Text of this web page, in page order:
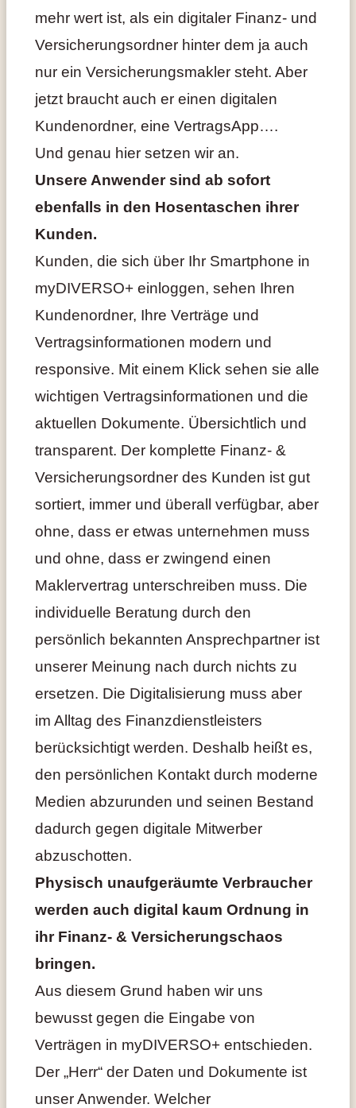
mehr wert ist, als ein digitaler Finanz- und
Versicherungsordner hinter dem ja auch
nur ein Versicherungsmakler steht. Aber
jetzt braucht auch er einen digitalen
Kundenordner, eine VertragsApp….
Und genau hier setzen wir an.
Unsere Anwender sind ab sofort
ebenfalls in den Hosentaschen ihrer
Kunden.
Kunden, die sich über Ihr Smartphone in
myDIVERSO+ einloggen, sehen Ihren
Kundenordner, Ihre Verträge und
Vertragsinformationen modern und
responsive. Mit einem Klick sehen sie alle
wichtigen Vertragsinformationen und die
aktuellen Dokumente. Übersichtlich und
transparent. Der komplette Finanz- &
Versicherungsordner des Kunden ist gut
sortiert, immer und überall verfügbar, aber
ohne, dass er etwas unternehmen muss
und ohne, dass er zwingend einen
Maklervertrag unterschreiben muss. Die
individuelle Beratung durch den
persönlich bekannten Ansprechpartner ist
unserer Meinung nach durch nichts zu
ersetzen. Die Digitalisierung muss aber
im Alltag des Finanzdienstleisters
berücksichtigt werden. Deshalb heißt es,
den persönlichen Kontakt durch moderne
Medien abzurunden und seinen Bestand
dadurch gegen digitale Mitwerber
abzuschotten.
Physisch unaufgeräumte Verbraucher
werden auch digital kaum Ordnung in
ihr Finanz- & Versicherungschaos
bringen.
Aus diesem Grund haben wir uns
bewusst gegen die Eingabe von
Verträgen in myDIVERSO+ entschieden.
Der „Herr“ der Daten und Dokumente ist
unser Anwender. Welcher